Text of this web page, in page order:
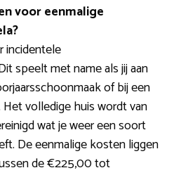
voor eenmalige
incidentele
speelt met name als jij aan
of bij een
volledige huis wordt van
wat je weer een soort
De eenmalige kosten liggen
de €225,00 tot